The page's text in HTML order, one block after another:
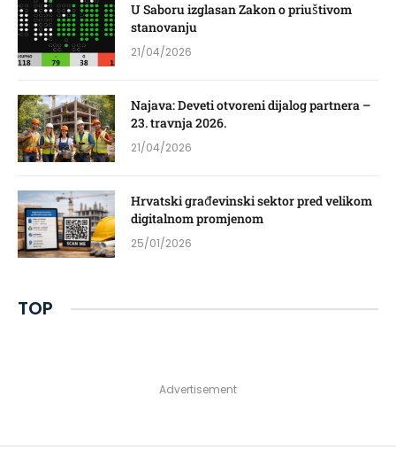
U Saboru izglasan Zakon o priuštivom
stanovanju
21/04/2026
Najava: Deveti otvoreni dijalog partnera –
23. travnja 2026.
21/04/2026
Hrvatski građevinski sektor pred velikom
digitalnom promjenom
25/01/2026
TOP
Advertisement